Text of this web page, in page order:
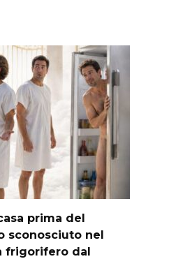
prima del
sconosciuto nel
frigorifero dal